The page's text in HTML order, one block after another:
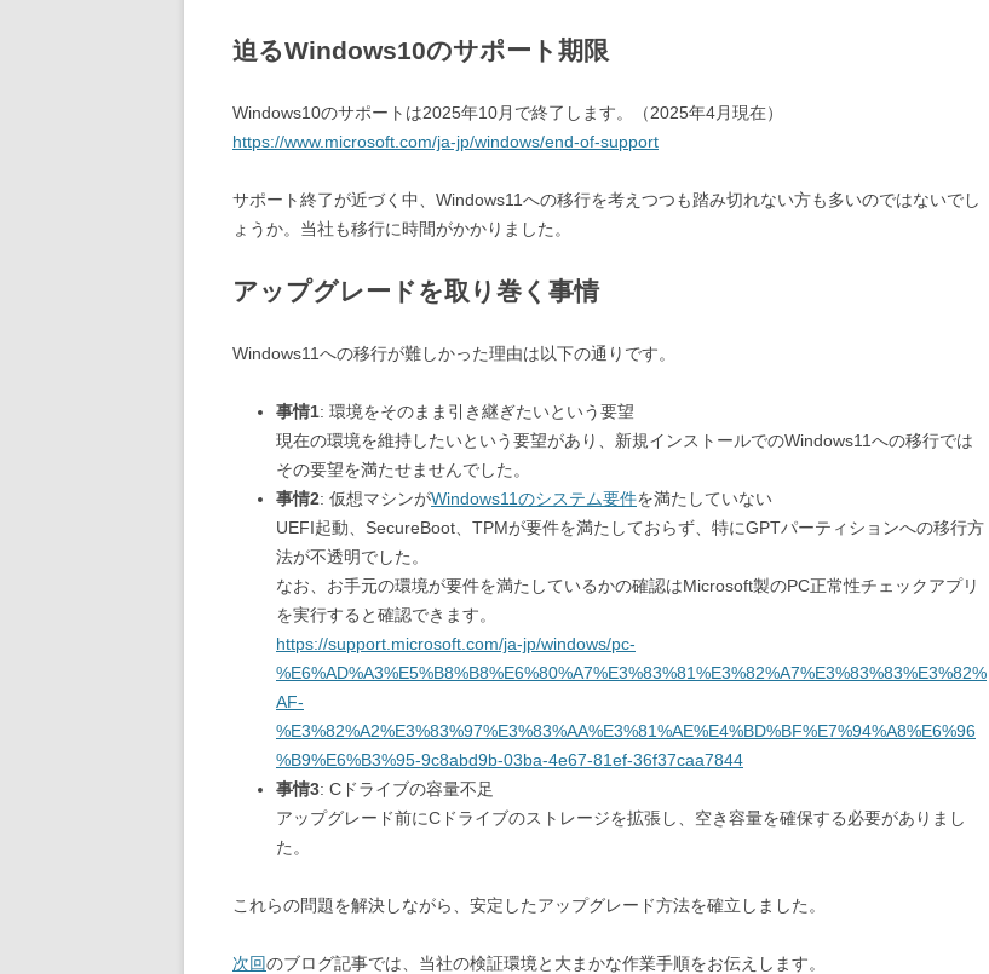
迫るWindows10のサポート期限
Windows10のサポートは2025年10月で終了します。（2025年4月現在）
https://www.microsoft.com/ja-jp/windows/end-of-support
サポート終了が近づく中、Windows11への移行を考えつつも踏み切れない方も多いのではないでし
ょうか。当社も移行に時間がかかりました。
アップグレードを取り巻く事情
Windows11への移行が難しかった理由は以下の通りです。
事情1: 環境をそのまま引き継ぎたいという要望
現在の環境を維持したいという要望があり、新規インストールでのWindows11への移行では
その要望を満たせませんでした。
事情2: 仮想マシンがWindows11のシステム要件を満たしていない
UEFI起動、SecureBoot、TPMが要件を満たしておらず、特にGPTパーティションへの移行方
法が不透明でした。
なお、お手元の環境が要件を満たしているかの確認はMicrosoft製のPC正常性チェックアプリ
を実行すると確認できます。
https://support.microsoft.com/ja-jp/windows/pc-
%E6%AD%A3%E5%B8%B8%E6%80%A7%E3%83%81%E3%82%A7%E3%83%83%E3%82%
AF-
%E3%82%A2%E3%83%97%E3%83%AA%E3%81%AE%E4%BD%BF%E7%94%A8%E6%96
%B9%E6%B3%95-9c8abd9b-03ba-4e67-81ef-36f37caa7844
事情3: Cドライブの容量不足
アップグレード前にCドライブのストレージを拡張し、空き容量を確保する必要がありまし
た。
これらの問題を解決しながら、安定したアップグレード方法を確立しました。
次回のブログ記事では、当社の検証環境と大まかな作業手順をお伝えします。